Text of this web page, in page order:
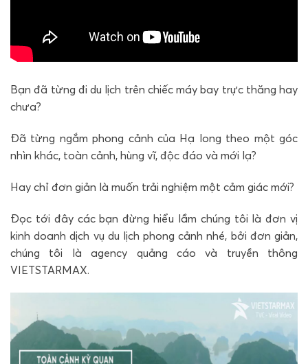
Bạn đã từng đi du lịch trên chiếc máy bay trực thăng hay
chưa?
Đã từng ngắm phong cảnh của Hạ long theo một góc
nhìn khác, toàn cảnh, hùng vĩ, độc đáo và mới lạ?
Hay chỉ đơn giản là muốn trải nghiệm một cảm giác mới?
Đọc tới đây các bạn đừng hiểu lầm chúng tôi là đơn vị
kinh doanh dịch vụ du lịch phong cảnh nhé, bởi đơn giản,
chúng tôi là agency quảng cáo và truyền thông
VIETSTARMAX.